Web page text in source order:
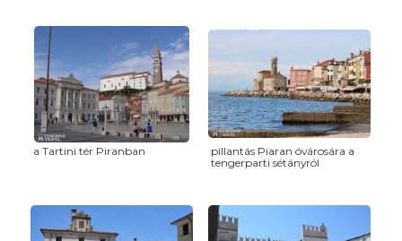
a Tartini tér Piranban
pillantás Piaran óvárosára a
tengerparti sétányról